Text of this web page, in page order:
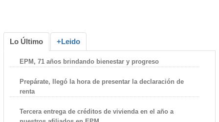
Lo Último +Leido
EPM, 71 años brindando bienestar y progreso
Prepárate, llegó la hora de presentar la declaración de
renta
Tercera entrega de créditos de vivienda en el año a